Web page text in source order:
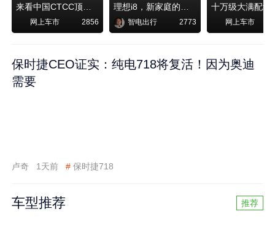
网上车市 2856 智电出行 2773 网上车市
保时捷CEO证实：纯电718将复活！因为奥迪
需要
卢奇 1天前 # 保时捷718
车型推荐 推荐